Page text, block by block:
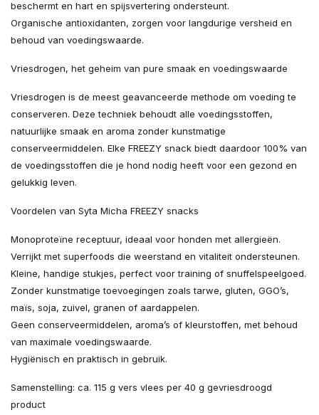
beschermt en hart en spijsvertering ondersteunt.
Organische antioxidanten, zorgen voor langdurige versheid en
behoud van voedingswaarde.
Vriesdrogen, het geheim van pure smaak en voedingswaarde
Vriesdrogen is de meest geavanceerde methode om voeding te
conserveren. Deze techniek behoudt alle voedingsstoffen,
natuurlijke smaak en aroma zonder kunstmatige
conserveermiddelen. Elke FREEZY snack biedt daardoor 100% van
de voedingsstoffen die je hond nodig heeft voor een gezond en
gelukkig leven.
Voordelen van Syta Micha FREEZY snacks
Monoproteïne receptuur, ideaal voor honden met allergieën.
Verrijkt met superfoods die weerstand en vitaliteit ondersteunen.
Kleine, handige stukjes, perfect voor training of snuffelspeelgoed.
Zonder kunstmatige toevoegingen zoals tarwe, gluten, GGO’s,
maïs, soja, zuivel, granen of aardappelen.
Geen conserveermiddelen, aroma’s of kleurstoffen, met behoud
van maximale voedingswaarde.
Hygiënisch en praktisch in gebruik.
Samenstelling: ca. 115 g vers vlees per 40 g gevriesdroogd
product